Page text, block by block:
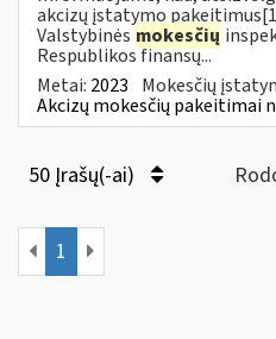
akcizų įstatymo
Valstybinės mokesčių
Respublikos finansų...
Metai: 2023 Mokesčių
Akcizų mokesčių pakeitimai
50 Įrašų(-ai)
1